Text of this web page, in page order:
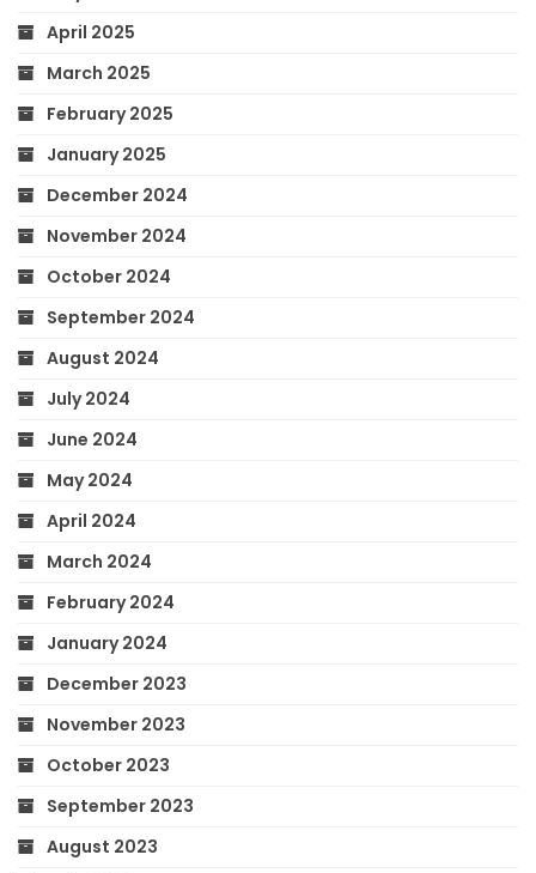
April 2025
March 2025
February 2025
January 2025
December 2024
November 2024
October 2024
September 2024
August 2024
July 2024
June 2024
May 2024
April 2024
March 2024
February 2024
January 2024
December 2023
November 2023
October 2023
September 2023
August 2023